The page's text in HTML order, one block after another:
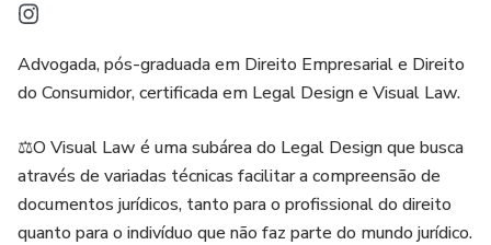
pontos importantes.
4. Comunicação legal inovadora: O Visual Law propõe
novas formas de comunicação legal, sendo considerado o
futuro da advocacia e do universo jurídico. Ao utilizar esse
produto, o usuário estará se atualizando e adotando uma
abordagem inovadora na elaboração de documentos
jurídicos, o que pode trazer vantagens competitivas e
Advogada, pós-graduada em Direito Empresarial e Direito
do Consumidor, certificada em Legal Design e Visual Law.
⚖️O Visual Law é uma subárea do Legal Design que busca
através de variadas técnicas facilitar a compreensão de
documentos jurídicos, tanto para o profissional do direito
quanto para o indivíduo que não faz parte do mundo jurídico.